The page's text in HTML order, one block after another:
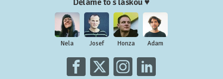
Nela Josef Honza Adam